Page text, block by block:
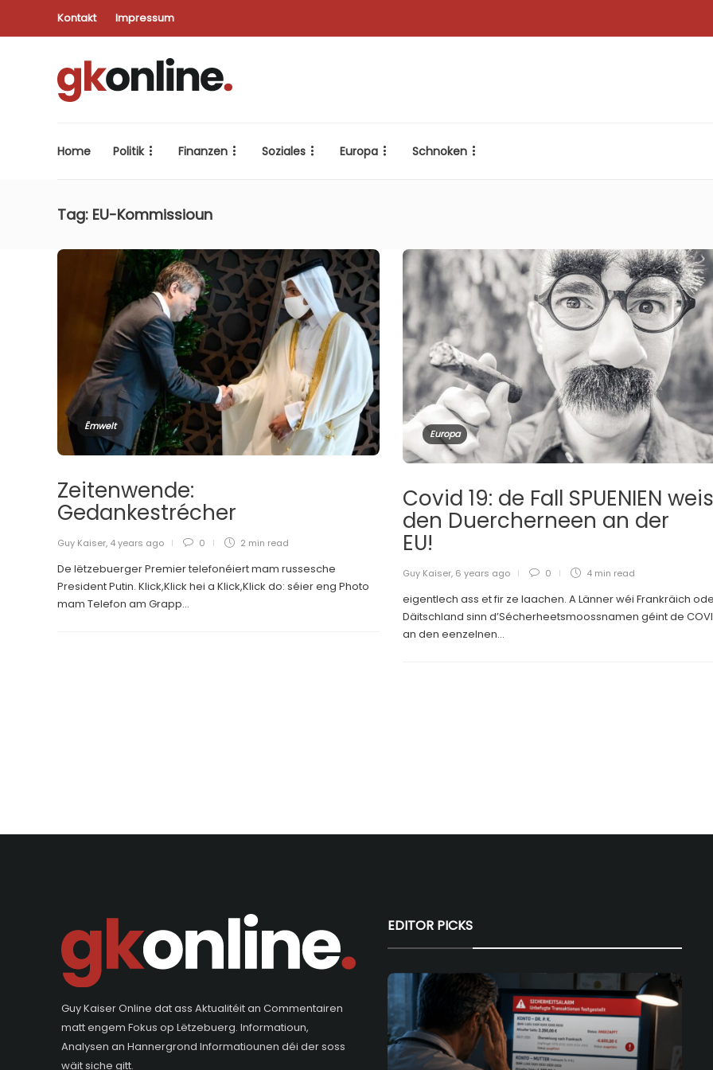
Kontakt Impressum
Home Politik Finanzen Soziales Europa Schnoken
Tag: EU-Kommissioun
Ëmwelt
Zeitenwende:
Gedankestrécher
Guy Kaiser, 4 years ago 0 2 min read
De lëtzebuerger Premier telefonéiert mam russesche
President Putin. Klick,Klick hei a Klick,Klick do: séier eng Photo
mam Telefon am Grapp...
Europa
Covid 19: de Fall SPUENIEN
den Duercherneen an der
EU!
Guy Kaiser, 6 years ago 0 4 min read
eigentlech ass et fir ze laachen. A Länner wéi Frankräich
Däitschland sinn d’Sécherheetsmoossnamen géint de
an den eenzelnen...
Guy Kaiser Online dat ass Aktualitéit an Commentairen
matt engem Fokus op Lëtzebuerg. Informatioun,
Analysen an Hannergrond Informatiounen déi der soss
wäit siche gitt.
EDITOR PICKS